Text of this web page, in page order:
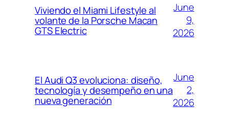
Viviendo el Miami Lifestyle al
volante de la Porsche Macan
GTS Electric
June
9,
2026
El Audi Q3 evoluciona: diseño,
tecnología y desempeño en una
nueva generación
June
2,
2026